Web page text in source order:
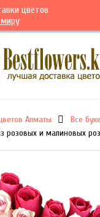
цветов
Алматы
Все
розовых и малиновых